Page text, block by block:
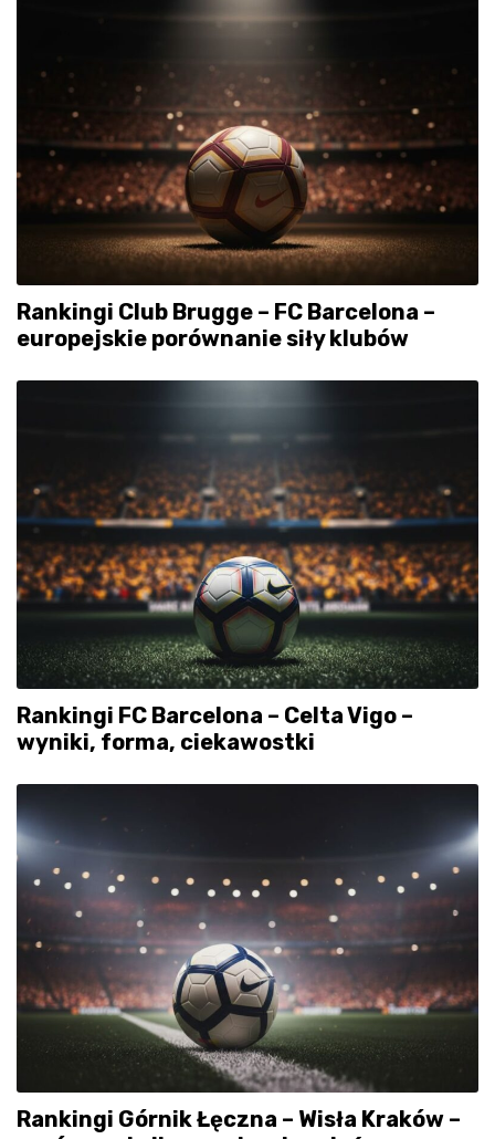
Rankingi Club Brugge – FC Barcelona –
europejskie porównanie siły klubów
Rankingi FC Barcelona – Celta Vigo –
wyniki, forma, ciekawostki
Rankingi Górnik Łęczna – Wisła Kraków –